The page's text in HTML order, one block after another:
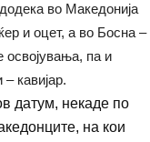
во Македонија
и оцет, а во Босна –
освојувања, па и
кавијар.
датум, некаде по
на кои